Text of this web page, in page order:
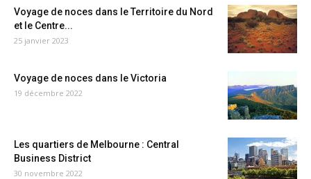
Voyage de noces dans le Territoire du Nord
et le Centre...
25 janvier 2023
Voyage de noces dans le Victoria
19 décembre 2022
Les quartiers de Melbourne : Central
Business District
30 novembre 2022